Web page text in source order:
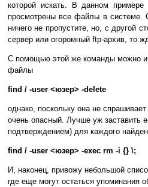
которой искать. В данном
просмотрены все файлы в системе.
ничего не пропустите, но, с другой
сервер или огоромный ftp-архив, то
С помощью этой же команды можно и
файлы
find / -user <юзер> -delete
однако, поскольку она не
очень опасный. Лучше уж заставить
подтверждением) для каждого
find / -user <юзер> -exec rm -i {} \;
И, наконец, привожу небольшой
где еще могут остаться упоминания